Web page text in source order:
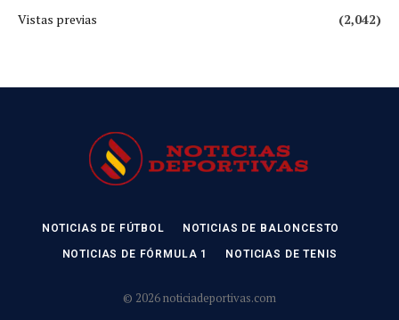
Vistas previas
(2,042)
NOTICIAS DE FÚTBOL NOTICIAS DE BALONCESTO
NOTICIAS DE FÓRMULA 1 NOTICIAS DE TENIS
© 2026 noticiadeportivas.com